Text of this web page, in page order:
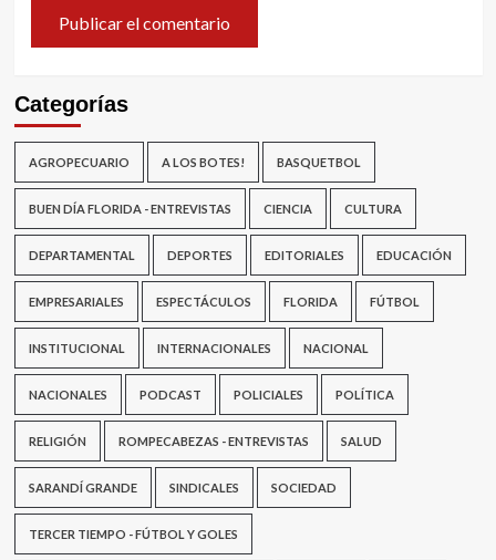
Categorías
AGROPECUARIO A LOS BOTES! BASQUETBOL
BUEN DÍA FLORIDA - ENTREVISTAS CIENCIA CULTURA
DEPARTAMENTAL DEPORTES EDITORIALES EDUCACIÓN
EMPRESARIALES ESPECTÁCULOS FLORIDA FÚTBOL
INSTITUCIONAL INTERNACIONALES NACIONAL
NACIONALES PODCAST POLICIALES POLÍTICA
RELIGIÓN ROMPECABEZAS - ENTREVISTAS SALUD
SARANDÍ GRANDE SINDICALES SOCIEDAD
TERCER TIEMPO - FÚTBOL Y GOLES